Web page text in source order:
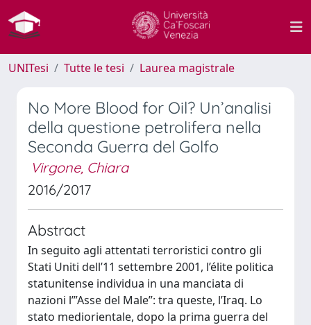
UNITesi Tutte le tesi Laurea magistrale
No More Blood for Oil? Un’analisi
della questione petrolifera nella
Seconda Guerra del Golfo
Virgone, Chiara
2016/2017
Abstract
In seguito agli attentati terroristici contro gli
Stati Uniti dell’11 settembre 2001, l’élite politica
statunitense individua in una manciata di
nazioni l’”Asse del Male”: tra queste, l’Iraq. Lo
stato mediorientale, dopo la prima guerra del